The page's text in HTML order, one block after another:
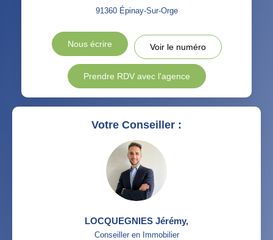
91360 Épinay-Sur-Orge
Nous écrire Voir le numéro
Prendre RDV avec l'agence
Votre Conseiller :
LOCQUEGNIES Jérémy,
Conseiller en Immobilier